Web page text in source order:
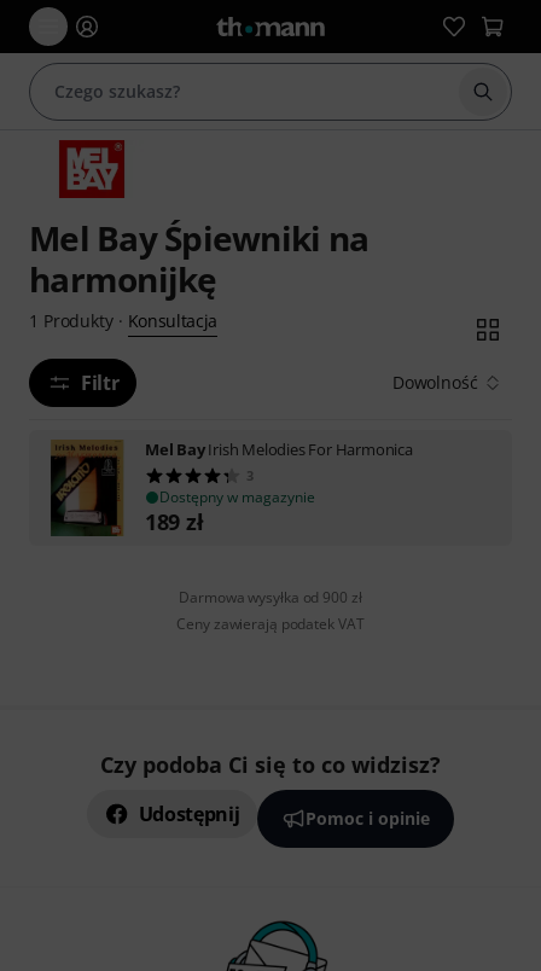
Mel Bay Śpiewniki na
harmonijkę
1 Produkty· Konsultacja
Filtr Dowolność
Mel BayIrish Melodies For Harmonica
3
Dostępny w magazynie
189 zł
Darmowa wysyłka od 900 zł
Ceny zawierają podatek VAT
Czy podoba Ci się to co widzisz?
Udostępnij Pomoc i opinie